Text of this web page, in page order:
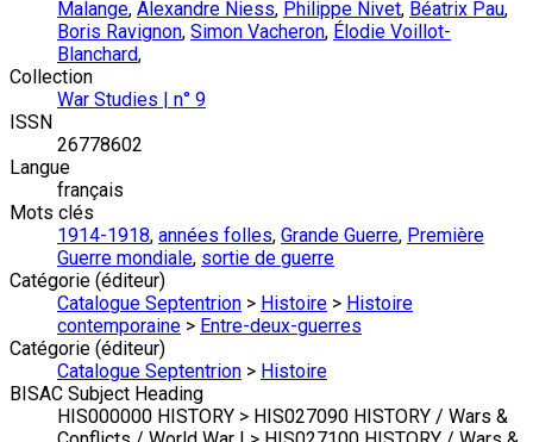
Malange, Alexandre Niess, Philippe Nivet, Béatrix Pau,
Boris Ravignon, Simon Vacheron, Élodie Voillot-
Blanchard,
Collection
War Studies | n° 9
ISSN
26778602
Langue
français
Mots clés
1914-1918, années folles, Grande Guerre, Première
Guerre mondiale, sortie de guerre
Catégorie (éditeur)
Catalogue Septentrion > Histoire > Histoire
contemporaine > Entre-deux-guerres
Catégorie (éditeur)
Catalogue Septentrion > Histoire
BISAC Subject Heading
HIS000000 HISTORY > HIS027090 HISTORY / Wars &